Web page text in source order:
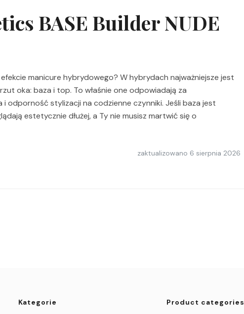
BASE Builder NUDE
manicure hybrydowego? W hybrydach najważniejsze jest
oka: baza i top. To właśnie one odpowiadają za
odporność stylizacji na codzienne czynniki. Jeśli baza jest
estetycznie dłużej, a Ty nie musisz martwić się o
zaktualizowano 6 sierpnia 2026
Kategorie Product categories